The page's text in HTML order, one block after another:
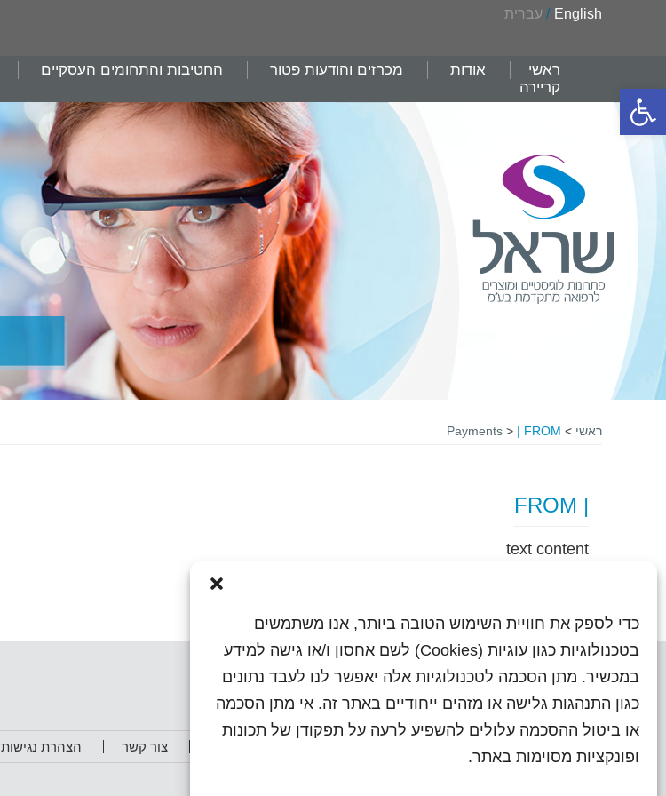
פתח סרגל נגישות
כדי לספק את חוויית השימוש הטובה ביותר, אנו משתמשים
בטכנולוגיות כגון עוגיות (Cookies) לשם אחסון ו/או גישה למידע
במכשיר. מתן הסכמה לטכנולוגיות אלה יאפשר לנו לעבד נתונים
כגון התנהגות גלישה או מזהים ייחודיים באתר זה. אי מתן הסכמה
או ביטול ההסכמה עלולים להשפיע לרעה על תפקודן של תכונות
ופונקציות מסוימות באתר.
English
/ עברית
ראשי אודות מכרזים והודעות פטור החטיבות והתחומים העסקיים
קריירה
ראשי >
Payments > | FROM
| FROM
text content
צור קשר הצהרת נגישות